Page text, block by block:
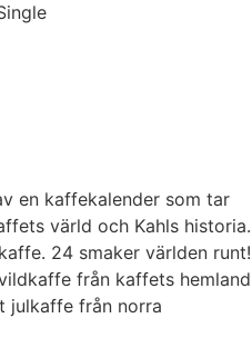
en kaffekalender som tar
värld och Kahls historia.
24 smaker världen runt!
från kaffets hemland
julkaffe från norra